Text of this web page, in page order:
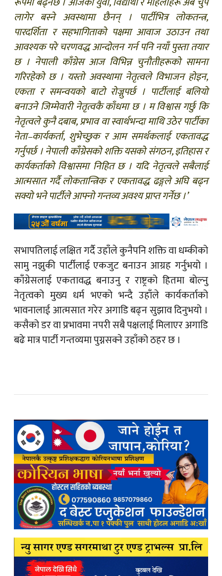
लागेर बस्ने अवस्थामा छैनन् । पार्टीभित्र लोकतन्त्र,
पारदर्शिता र सहभागिताको पक्षमा आवाज उठाउन तथा
आवश्यक परे चरणवद्ध आन्दोलन गर्न पनि नयाँ पुस्ता तयार
छ । नेपाली काँग्रेस आज विभिन्न चुनौतीहरूको सामना
गरिरहेको छ । यस्तो अवस्थामा नेतृत्वले विभाजन होइन,
एकता र समन्वयको बाटो रोज्नुपर्छ । पार्टीलाई बलियो
बनाउने जिम्मेवारी नेतृत्वकै काँधमा छ । म विश्वास गर्छु कि
नेतृत्वले कुनै दबाब, प्रभाव वा स्वार्थभन्दा माथि उठेर पार्टीका
नेता–कार्यकर्ता, शुभेच्छुक र आम समर्थकलाई एकतावद्ध
गर्नुपर्छ । नेपाली काँग्रेसको शक्ति यसको संगठन, इतिहास र
कार्यकर्ताको विश्वासमा निहित छ । यदि नेतृत्वले सबैलाई
आत्मसात गर्दै लोकतान्त्रिक र एकतावद्ध ढङ्गले अघि बढ्न
सक्यो भने पार्टीले आफ्नो गन्तव्य अवश्य प्राप्त गर्नेछ ।’
सभापतिलाई लक्षित गर्दै उहाँले कुनैपनि शक्ति वा धम्कीको
सामु नझुकी पार्टीलाई एकजुट बनाउन आग्रह गर्नुभयो ।
काँग्रेसलाई एकतावद्ध बनाउनु र राष्ट्रको हितमा बोल्नु
नेतृत्वको मुख्य धर्म भएको भन्दै उहाँले कार्यकर्ताको
भावनालाई आत्मसात गरेर अगाडि बढ्न सुझाव दिनुभयो ।
कसैको डर वा प्रभावमा नपरी सबै पक्षलाई मिलाएर अगाडि
बढे मात्र पार्टी गन्तव्यमा पुग्नसक्ने उहाँको ठहर छ ।